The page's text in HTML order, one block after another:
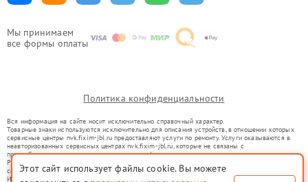
Мы принимаем
все формы оплаты
Политика конфиденциальности
Вся информация на сайте носит исключительно справочный характер.
Товарные знаки используются исключительно для описания устройств, в отношении которых
сервисные центры nvk.fixim-jbl.ru предоставляют услуги по ремонту. Услуги оказываются в
неавторизованных сервисных центрах nvk.fixim-jbl.ru, которые не связаны с
правообладателями товарных знаков или их официальными представителями.
Ремонт осуществляется для устройств, уже введенных в гражданский оборот в соответствии
со статьей 1487 ГК РФ.
Использование товарных знаков не преследует цели индивидуализации услуг или введения
Этот сайт использует файлы cookie. Вы можете